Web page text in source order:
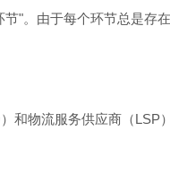
节"。由于每个环节总是存
）和物流服务供应商（LSP